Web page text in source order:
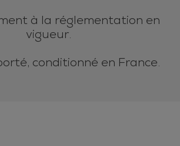
à la réglementation en
vigueur.
conditionné en France.